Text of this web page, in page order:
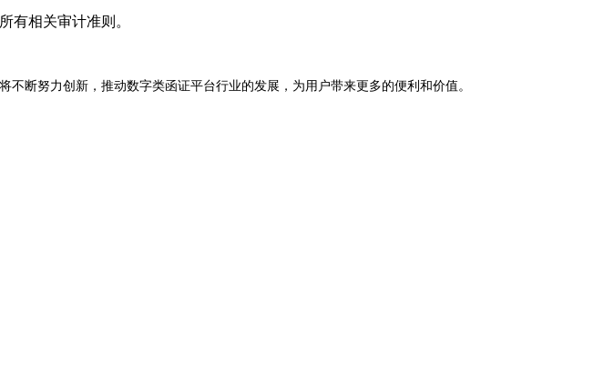
有相关审计准则。
断努力创新，推动数字类函证平台行业的发展，为用户带来更多的便利和价值。